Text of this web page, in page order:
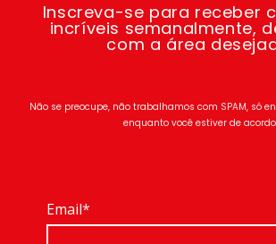
Inscreva-se para receber
incríveis semanalmente,
com a área
Não se preocupe, não trabalhamos com SPAM, só
enquanto você estiver de
Email*